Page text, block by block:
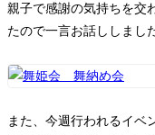
親子で感謝の気持ちを交
たので一言お話ししまし
また、今週行われるイベ